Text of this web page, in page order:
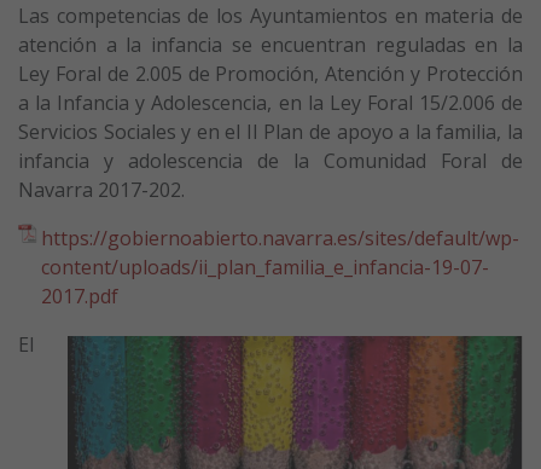
Las competencias de los Ayuntamientos en materia de
atención a la infancia se encuentran reguladas en la
Ley Foral de 2.005 de Promoción, Atención y Protección
a la Infancia y Adolescencia, en la Ley Foral 15/2.006 de
Servicios Sociales y en el II Plan de apoyo a la familia, la
infancia y adolescencia de la Comunidad Foral de
Navarra 2017-202.
https://gobiernoabierto.navarra.es/sites/default/wp-
content/uploads/ii_plan_familia_e_infancia-19-07-
2017.pdf
El